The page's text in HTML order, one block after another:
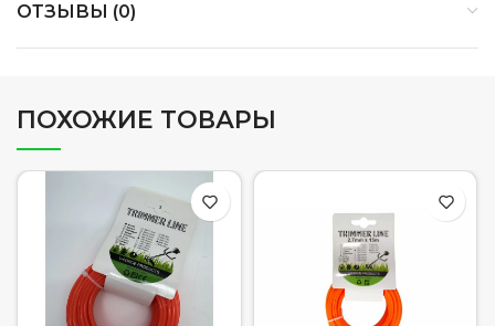
ОТЗЫВЫ (0)
ПОХОЖИЕ ТОВАРЫ